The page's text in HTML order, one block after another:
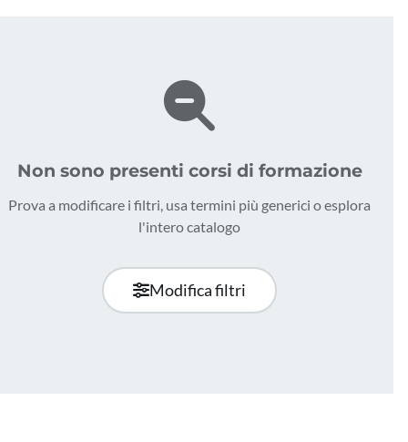
Non sono presenti corsi di formazione
Prova a modificare i filtri, usa termini più generici o esplora
l'intero catalogo
Modifica filtri